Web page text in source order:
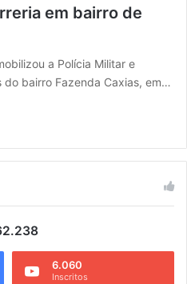
em bairro de
a Polícia Militar e
bairro Fazenda Caxias, em…
6.060
Inscritos